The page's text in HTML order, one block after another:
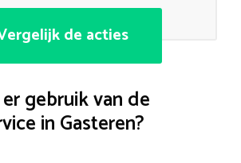
de acties
gebruik van de
in Gasteren?